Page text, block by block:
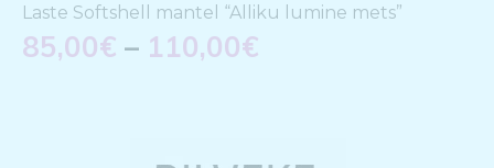
Laste Softshell mantel “Alliku lumine mets”
85,00€ – 110,00€